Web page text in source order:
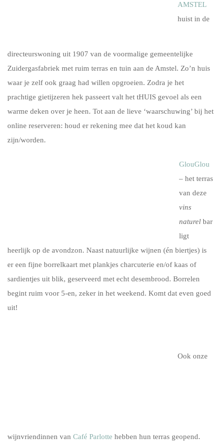
AMSTEL
huist in de
directeurswoning uit 1907 van de voormalige gemeentelijke
Zuidergasfabriek met ruim terras en tuin aan de Amstel. Zo’n huis
waar je zelf ook graag had willen opgroeien. Zodra je het
prachtige gietijzeren hek passeert valt het tHUIS gevoel als een
warme deken over je heen. Tot aan de lieve ‘waarschuwing’ bij het
online reserveren: houd er rekening mee dat het koud kan
zijn/worden.
GlouGlou
– het terras
van deze
vins
naturel bar
ligt
heerlijk op de avondzon. Naast natuurlijke wijnen (én biertjes) is
er een fijne borrelkaart met plankjes charcuterie en/of kaas of
sardientjes uit blik, geserveerd met echt desembrood. Borrelen
begint ruim voor 5-en, zeker in het weekend. Komt dat even goed
uit!
Ook onze
wijnvriendinnen van Café Parlotte hebben hun terras geopend.